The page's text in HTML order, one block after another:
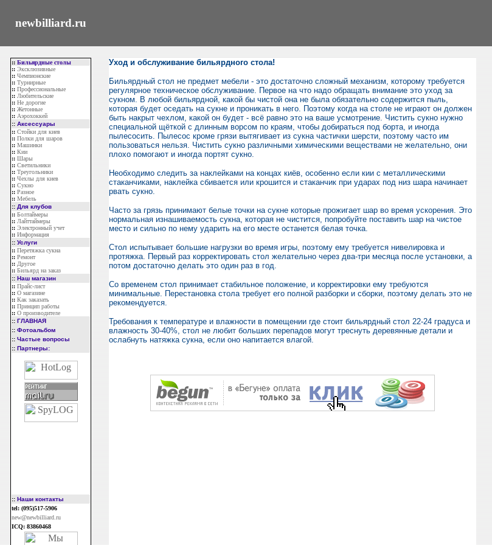
newbilliard.ru
:: Бильярдные столы
:: Эксклюзивные
:: Чемпионские
:: Турнирные
:: Профессиональные
:: Любительские
:: Не дорогие
:: Жетонные
:: Аэрохоккей
:: Аксессуары
:: Стойки для киев
:: Полки для шаров
:: Машинки
:: Кии
:: Шары
:: Светильники
:: Треугольники
:: Чехлы для киев
:: Сукно
:: Разное
:: Мебель
:: Для клубов
:: Болтаймеры
:: Лайттаймеры
:: Электронный учет
:: Информация
:: Услуги
:: Перетяжка сукна
:: Ремонт
:: Другое
:: Бильярд на заказ
:: Наш магазин
:: Прайс-лист
:: О магазине
:: Как заказать
:: Принцип работы
:: О производителе
:: ГЛАВНАЯ
:: Фотоальбом
:: Частые вопросы
:: Партнеры:
:: Наши контакты
tel: (095)517-5906
new@newbilliard.ru
ICQ: 83860468
Уход и обслуживание бильярдного стола!
Бильярдный стол не предмет мебели - это достаточно сложный механизм, которому требуется
регулярное техническое обслуживание. Первое на что надо обращать внимание это уход за
сукном. В любой бильярдной, какой бы чистой она не была обязательно содержится пыль,
которая будет оседать на сукне и проникать в него. Поэтому когда на столе не играют он должен
быть накрыт чехлом, какой он будет - всё равно это на ваше усмотрение. Чистить сукно нужно
специальной щёткой с длинным ворсом по краям, чтобы добираться под борта, и иногда
пылесосить. Пылесос кроме грязи вытягивает из сукна частички шерсти, поэтому часто им
пользоваться нельзя. Чистить сукно различными химическими веществами не желательно, они
плохо помогают и иногда портят сукно.
Необходимо следить за наклейками на концах киёв, особенно если кии с металлическими
стаканчиками, наклейка сбивается или крошится и стаканчик при ударах под низ шара начинает
рвать сукно.
Часто за грязь принимают белые точки на сукне которые прожигает шар во время ускорения. Это
нормальная изнашиваемость сукна, которая не чистится, попробуйте поставить шар на чистое
место и сильно по нему ударить на его месте останется белая точка.
Стол испытывает большие нагрузки во время игры, поэтому ему требуется нивелировка и
протяжка. Первый раз корректировать стол желательно через два-три месяца после установки, а
потом достаточно делать это один раз в год.
Со временем стол принимает стабильное положение, и корректировки ему требуются
минимальные. Перестановка стола требует его полной разборки и сборки, поэтому делать это не
рекомендуется.
Требования к температуре и влажности в помещении где стоит бильярдный стол 22-24 градуса и
влажность 30-40%, стол не любит больших перепадов могут треснуть деревянные детали и
ослабнуть натяжка сукна, если оно напитается влагой.